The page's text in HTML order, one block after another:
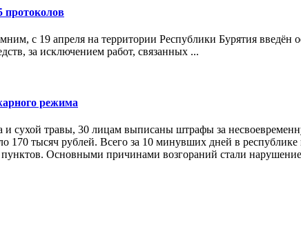
протоколов
с 19 апреля на территории Республики Бурятия введён
за исключением работ, связанных ...
режима
сухой травы, 30 лицам выписаны штрафы за
тысяч рублей. Всего за 10 минувших дней в республике
Основными причинами возгораний стали